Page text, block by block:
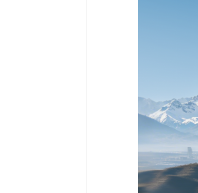
千里浩瀚已成用户出
作为深受用户信赖的